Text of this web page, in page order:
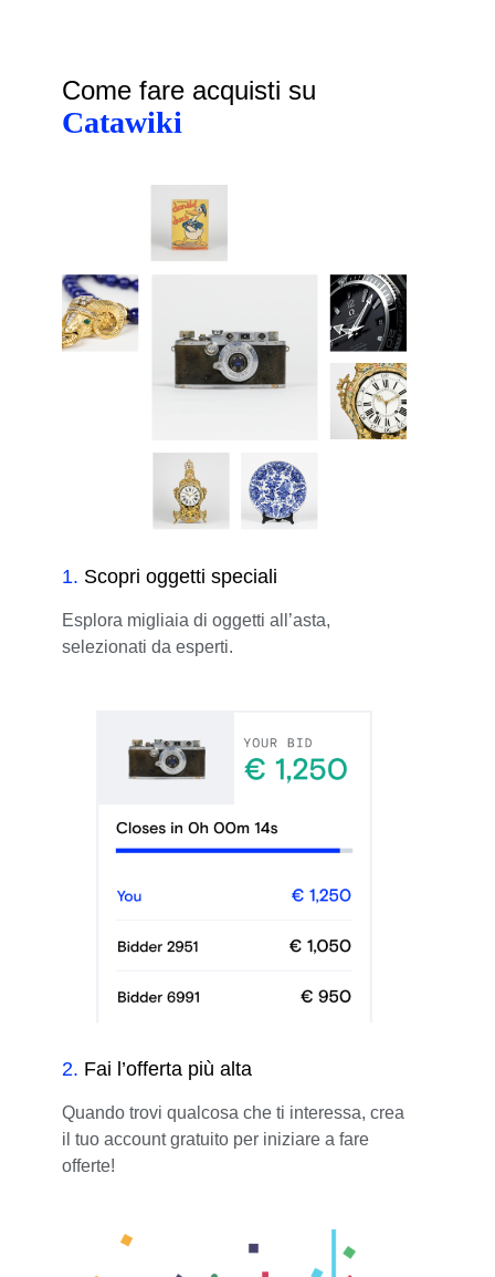
Come fare acquisti su
Catawiki
1. Scopri oggetti speciali
Esplora migliaia di oggetti all’asta,
selezionati da esperti.
2. Fai l’offerta più alta
Quando trovi qualcosa che ti interessa, crea
il tuo account gratuito per iniziare a fare
offerte!